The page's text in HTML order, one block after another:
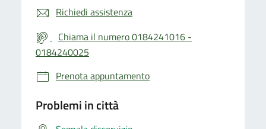
Richiedi assistenza
Chiama il numero 0184241016 -
0184240025
Prenota appuntamento
Problemi in città